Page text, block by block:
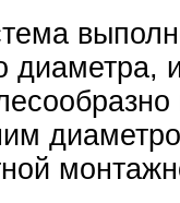
диаметра,